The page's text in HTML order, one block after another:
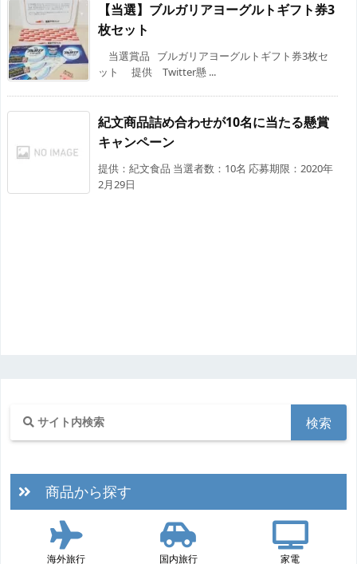
【当選】ブルガリアヨーグルトギフト券3
枚セット
当選賞品 ブルガリアヨーグルトギフト券3枚セ
ット 提供 Twitter懸 ...
紀文商品詰め合わせが10名に当たる懸賞
キャンペーン
提供：紀文食品 当選者数：10名 応募期限：2020年
2月29日
商品から探す
海外旅行 国内旅行 家電